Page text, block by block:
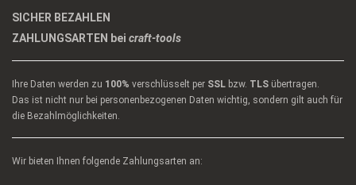
SICHER BEZAHLEN
ZAHLUNGSARTEN bei craft-tools
Ihre Daten werden zu 100% verschlüsselt per SSL bzw. TLS übertragen.
Das ist nicht nur bei personenbezogenen Daten wichtig, sondern gilt auch für
die Bezahlmöglichkeiten.
Wir bieten Ihnen folgende Zahlungsarten an: